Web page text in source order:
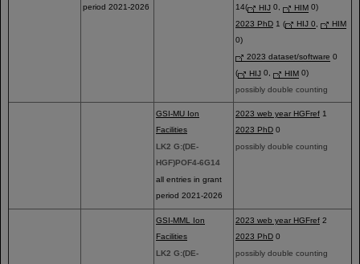
period 2021-2026
14(
HIJ 0, HIM 0)
2023 PhD 1 ( HIJ 0
HIM
0)
2023 dataset/software 0
(
HIJ 0, HIM 0)
possibly double counting
GSI-MU Ion
Facilities
LK2 G:(DE-
HGF)POF4-6G14
all entries in grant
period 2021-2026
2023 web year HGFref 1
2023 PhD 0
possibly double counting
GSI-MML Ion
Facilities
LK2 G:(DE-
2023 web year HGFref 2
2023 PhD 0
possibly double counting